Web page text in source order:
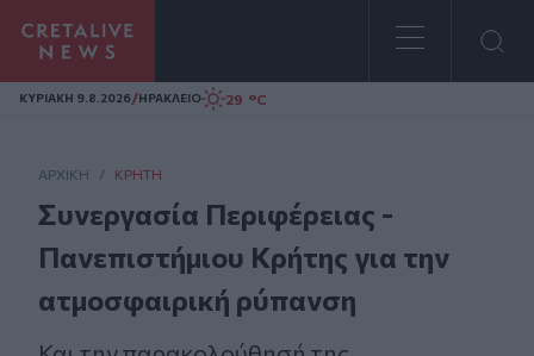
Homepage
ΚΥΡΙΑΚΗ 9.8.2026/ΗΡΑΚΛΕΙΟ 29 °C
ΑΡΧΙΚΗ / ΚΡΉΤΗ
Συνεργασία Περιφέρειας -
Πανεπιστήμιου Κρήτης για την
ατμοσφαιρική ρύπανση